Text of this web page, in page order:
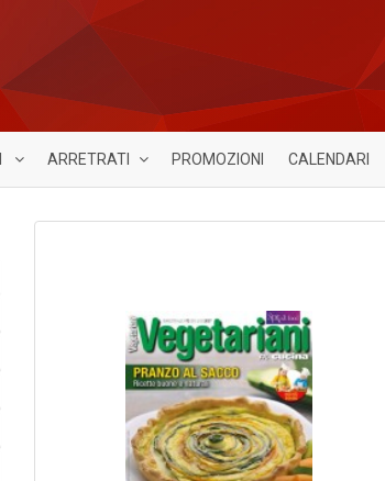
ARRETRATI PROMOZIONI CALENDARI